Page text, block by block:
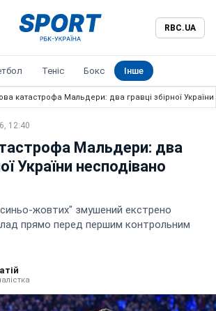
RBC.UA
Теніс Бокс Інше
катастрофа Мальдери: два гравці збірної
12:40
Мальдери: два
України несподівано
жовтих" змушений екстрено
прямо перед першим контрольним